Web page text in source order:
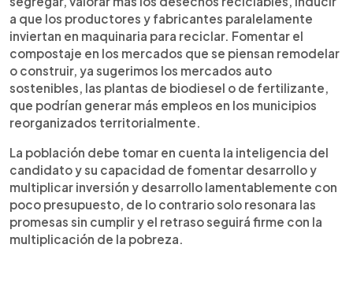
a que los productores y fabricantes paralelamente
inviertan en maquinaria para reciclar. Fomentar el
compostaje en los mercados que se piensan remodelar
o construir, ya sugerimos los mercados auto
sostenibles, las plantas de biodiesel o de fertilizante,
que podrían generar más empleos en los municipios
reorganizados territorialmente.
La población debe tomar en cuenta la inteligencia del
candidato y su capacidad de fomentar desarrollo y
multiplicar inversión y desarrollo lamentablemente con
poco presupuesto, de lo contrario solo resonara las
promesas sin cumplir y el retraso seguirá firme con la
multiplicación de la pobreza.